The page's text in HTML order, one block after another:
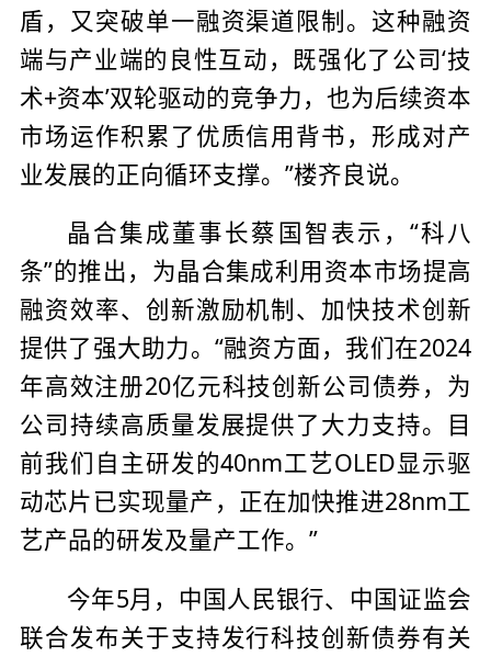
盾，又突破单一融资渠道限制。这种融资
端与产业端的良性互动，既强化了公司‘技
术+资本’双轮驱动的竞争力，也为后续资本
市场运作积累了优质信用背书，形成对产
业发展的正向循环支撑。”楼齐良说。
晶合集成董事长蔡国智表示，“科八
条”的推出，为晶合集成利用资本市场提高
融资效率、创新激励机制、加快技术创新
提供了强大助力。“融资方面，我们在2024
年高效注册20亿元科技创新公司债券，为
公司持续高质量发展提供了大力支持。目
前我们自主研发的40nm工艺OLED显示驱
动芯片已实现量产，正在加快推进28nm工
艺产品的研发及量产工作。”
今年5月，中国人民银行、中国证监会
联合发布关于支持发行科技创新债券有关